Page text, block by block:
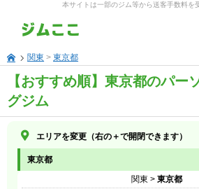
本サイトは一部のジム等から送客手数料を
関東 >東京都
【おすすめ順】東京都のパー
グジム
エリアを変更（右の＋で開閉できます）
東京都
関東 > 東京都